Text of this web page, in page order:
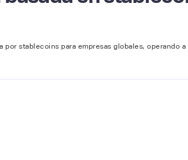
stablecoins para empresas globales, operando